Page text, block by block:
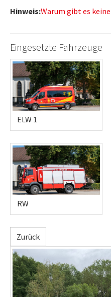
Hinweis:Warum gibt es
Eingesetzte Fahrzeuge
ELW 1
RW
Zurück